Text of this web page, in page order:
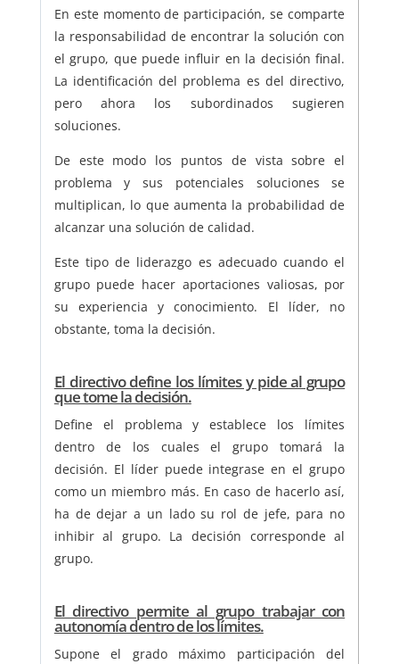
En este momento de participación, se comparte
la responsabilidad de encontrar la solución con
el grupo, que puede influir en la decisión final.
La identificación del problema es del directivo,
pero ahora los subordinados sugieren
soluciones.
De este modo los puntos de vista sobre el
problema y sus potenciales soluciones se
multiplican, lo que aumenta la probabilidad de
alcanzar una solución de calidad.
Este tipo de liderazgo es adecuado cuando el
grupo puede hacer aportaciones valiosas, por
su experiencia y conocimiento. El líder, no
obstante, toma la decisión.
El directivo define los límites y pide al grupo
que tome la decisión.
Define el problema y establece los límites
dentro de los cuales el grupo tomará la
decisión. El líder puede integrase en el grupo
como un miembro más. En caso de hacerlo así,
ha de dejar a un lado su rol de jefe, para no
inhibir al grupo. La decisión corresponde al
grupo.
El directivo permite al grupo trabajar con
autonomía dentro de los límites.
Supone el grado máximo participación del